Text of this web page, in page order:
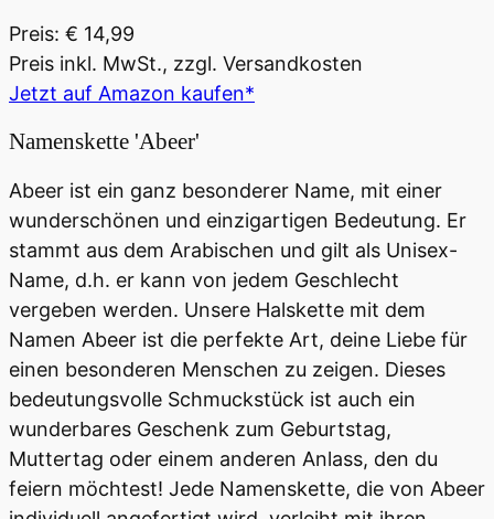
Preis: € 14,99
Preis inkl. MwSt., zzgl. Versandkosten
Jetzt auf Amazon kaufen*
Namenskette 'Abeer'
Abeer ist ein ganz besonderer Name, mit einer
wunderschönen und einzigartigen Bedeutung. Er
stammt aus dem Arabischen und gilt als Unisex-
Name, d.h. er kann von jedem Geschlecht
vergeben werden. Unsere Halskette mit dem
Namen Abeer ist die perfekte Art, deine Liebe für
einen besonderen Menschen zu zeigen. Dieses
bedeutungsvolle Schmuckstück ist auch ein
wunderbares Geschenk zum Geburtstag,
Muttertag oder einem anderen Anlass, den du
feiern möchtest! Jede Namenskette, die von Abeer